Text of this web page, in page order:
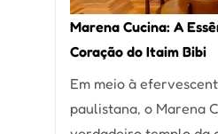
Marena Cucina: A
Coração do Itaim Bibi
Em meio à
paulistana, o Marena